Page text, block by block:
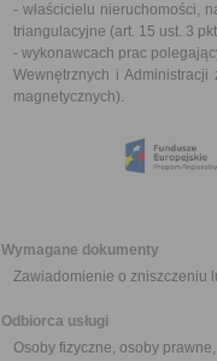
- właścicielu nieruchomości,
triangulacyjne (art. 15 ust. 3
- wykonawcach prac
Wewnętrznych i
magnetycznych).
Wymagane dokumenty
Zawiadomienie o zniszczeniu
Odbiorca usługi
Osoby fizyczne, osoby